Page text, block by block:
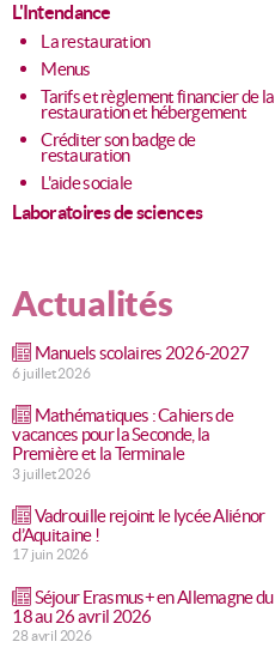
L'Intendance
La restauration
Menus
Tarifs et règlement financier de la
restauration et hébergement
Créditer son badge de
restauration
L'aide sociale
Laboratoires de sciences
Actualités
Manuels scolaires 2026-2027
6 juillet 2026
Mathématiques : Cahiers de
vacances pour la Seconde, la
Première et la Terminale
3 juillet 2026
Vadrouille rejoint le lycée Aliénor
d’Aquitaine !
17 juin 2026
Séjour Erasmus+ en Allemagne du
18 au 26 avril 2026
28 avril 2026